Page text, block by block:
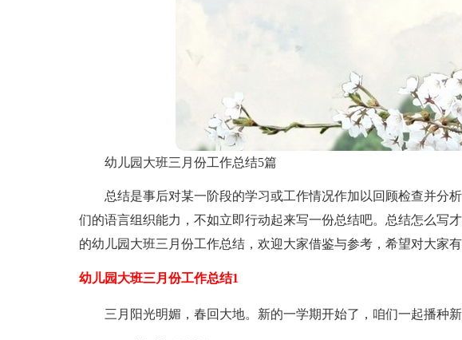
幼儿园大班三月份工作总结5篇
总结是事后对某一阶段的学习或工作情况作加以回顾检查并分
们的语言组织能力，不如立即行动起来写一份总结吧。总结怎么写
的幼儿园大班三月份工作总结，欢迎大家借鉴与参考，希望对大家有
幼儿园大班三月份工作总结1
三月阳光明媚，春回大地。新的一学期开始了，咱们一起播种